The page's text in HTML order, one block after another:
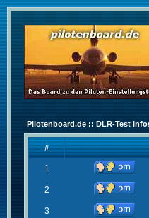
Pilotenboard.de :: DLR-Test
#
1
2
3